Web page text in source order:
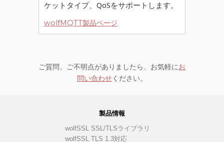
ケットタイプ、QoSをサポートします。
wolfMQTT製品ページ
ご質問、ご不明点がありましたら、お気軽にお
問い合わせください。
製品情報
wolfSSL SSL/TLSライブラリ
wolfSSL TLS 1.3対応